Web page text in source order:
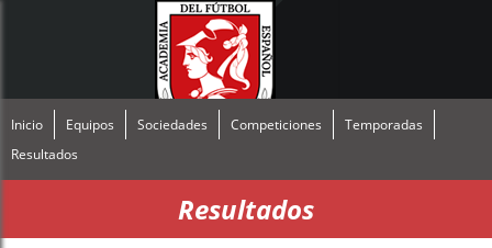
Inicio Equipos Sociedades Competiciones
Temporadas
Resultados
Resultados